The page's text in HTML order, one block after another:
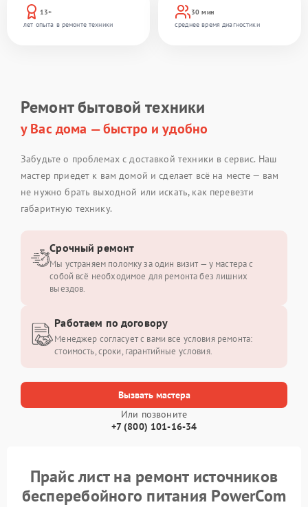
13+
лет опыта в ремонте техники
30 мин
среднее время диагностики
Ремонт бытовой техники
у Вас дома — быстро и удобно
Забудьте о проблемах с доставкой техники в сервис. Наш
мастер приедет к вам домой и сделает всё на месте — вам
не нужно брать выходной или искать, как перевезти
габаритную технику.
Вызвать мастера
Или позвоните
+7 (800) 101-16-34
Срочный ремонт
Мы устраняем поломку за один визит — у мастера с
собой всё необходимое для ремонта без лишних
выездов.
Работаем по договору
Менеджер согласует с вами все условия ремонта:
стоимость, сроки, гарантийные условия.
Прайс лист на ремонт источников
бесперебойного питания PowerCom